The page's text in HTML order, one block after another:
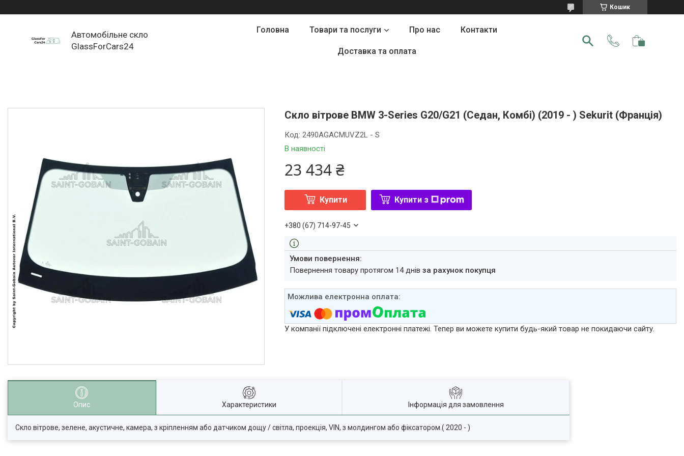
Кошик
Автомобільне скло
GlassForCars24
Головна Товари та послуги Про нас Контакти
Доставка та оплата
Скло вітрове BMW 3-Series G20/G21 (Седан, Комбі) (2019 - ) Sekurit (Франція)
В наявності
Код:2490AGACMUVZ2L - S
23 434 ₴
Купити Купити з
+380 (67) 714-97-45
повернення товару протягом 14 днівза рахунок покупця
У компанії підключені електронні платежі. Тепер ви можете купити будь-який товар не покидаючи сайту.
Опис Характеристики Інформація для замовлення
Скло вітрове, зелене, акустичне, камера, з кріпленням або датчиком дощу / світла, проекція, VIN, з молдингом або фіксатором.( 2020 - )